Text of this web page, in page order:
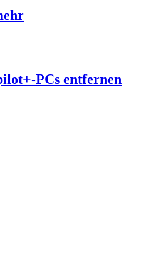
PCs entfernen